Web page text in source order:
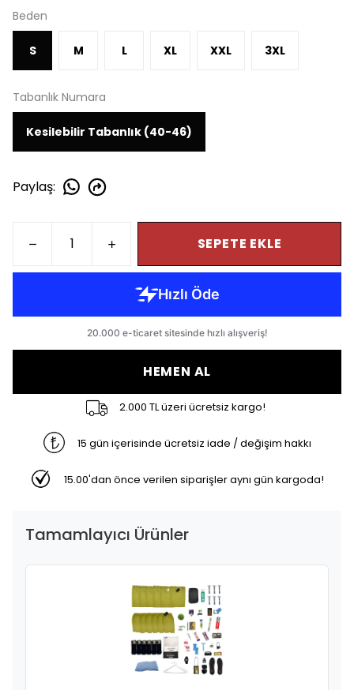
Beden
S M L XL XXL 3XL
Tabanlık Numara
Kesilebilir Tabanlık (40-46)
Paylaş:
SEPETE EKLE
HEMEN AL
2.000 TL üzeri ücretsiz kargo!
15 gün içerisinde ücretsiz iade / değişim hakkı
15.00'dan önce verilen siparişler aynı gün kargoda!
Tamamlayıcı Ürünler